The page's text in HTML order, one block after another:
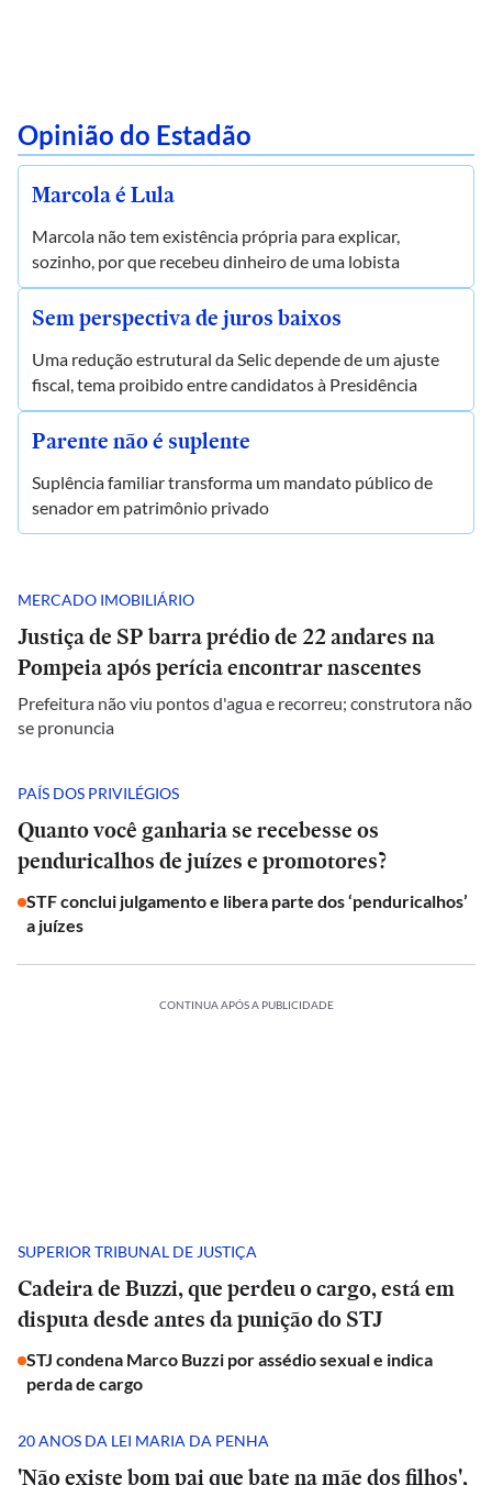
Opinião do Estadão
Marcola é Lula
Marcola não tem existência própria para explicar,
sozinho, por que recebeu dinheiro de uma lobista
Sem perspectiva de juros baixos
Uma redução estrutural da Selic depende de um ajuste
fiscal, tema proibido entre candidatos à Presidência
Parente não é suplente
Suplência familiar transforma um mandato público de
senador em patrimônio privado
MERCADO IMOBILIÁRIO
Justiça de SP barra prédio de 22 andares na
Pompeia após perícia encontrar nascentes
Prefeitura não viu pontos d'agua e recorreu; construtora não
se pronuncia
PAÍS DOS PRIVILÉGIOS
Quanto você ganharia se recebesse os
penduricalhos de juízes e promotores?
STF conclui julgamento e libera parte dos ‘penduricalhos’
a juízes
CONTINUA APÓS A PUBLICIDADE
SUPERIOR TRIBUNAL DE JUSTIÇA
Cadeira de Buzzi, que perdeu o cargo, está em
disputa desde antes da punição do STJ
STJ condena Marco Buzzi por assédio sexual e indica
perda de cargo
20 ANOS DA LEI MARIA DA PENHA
'Não existe bom pai que bate na mãe dos filhos',